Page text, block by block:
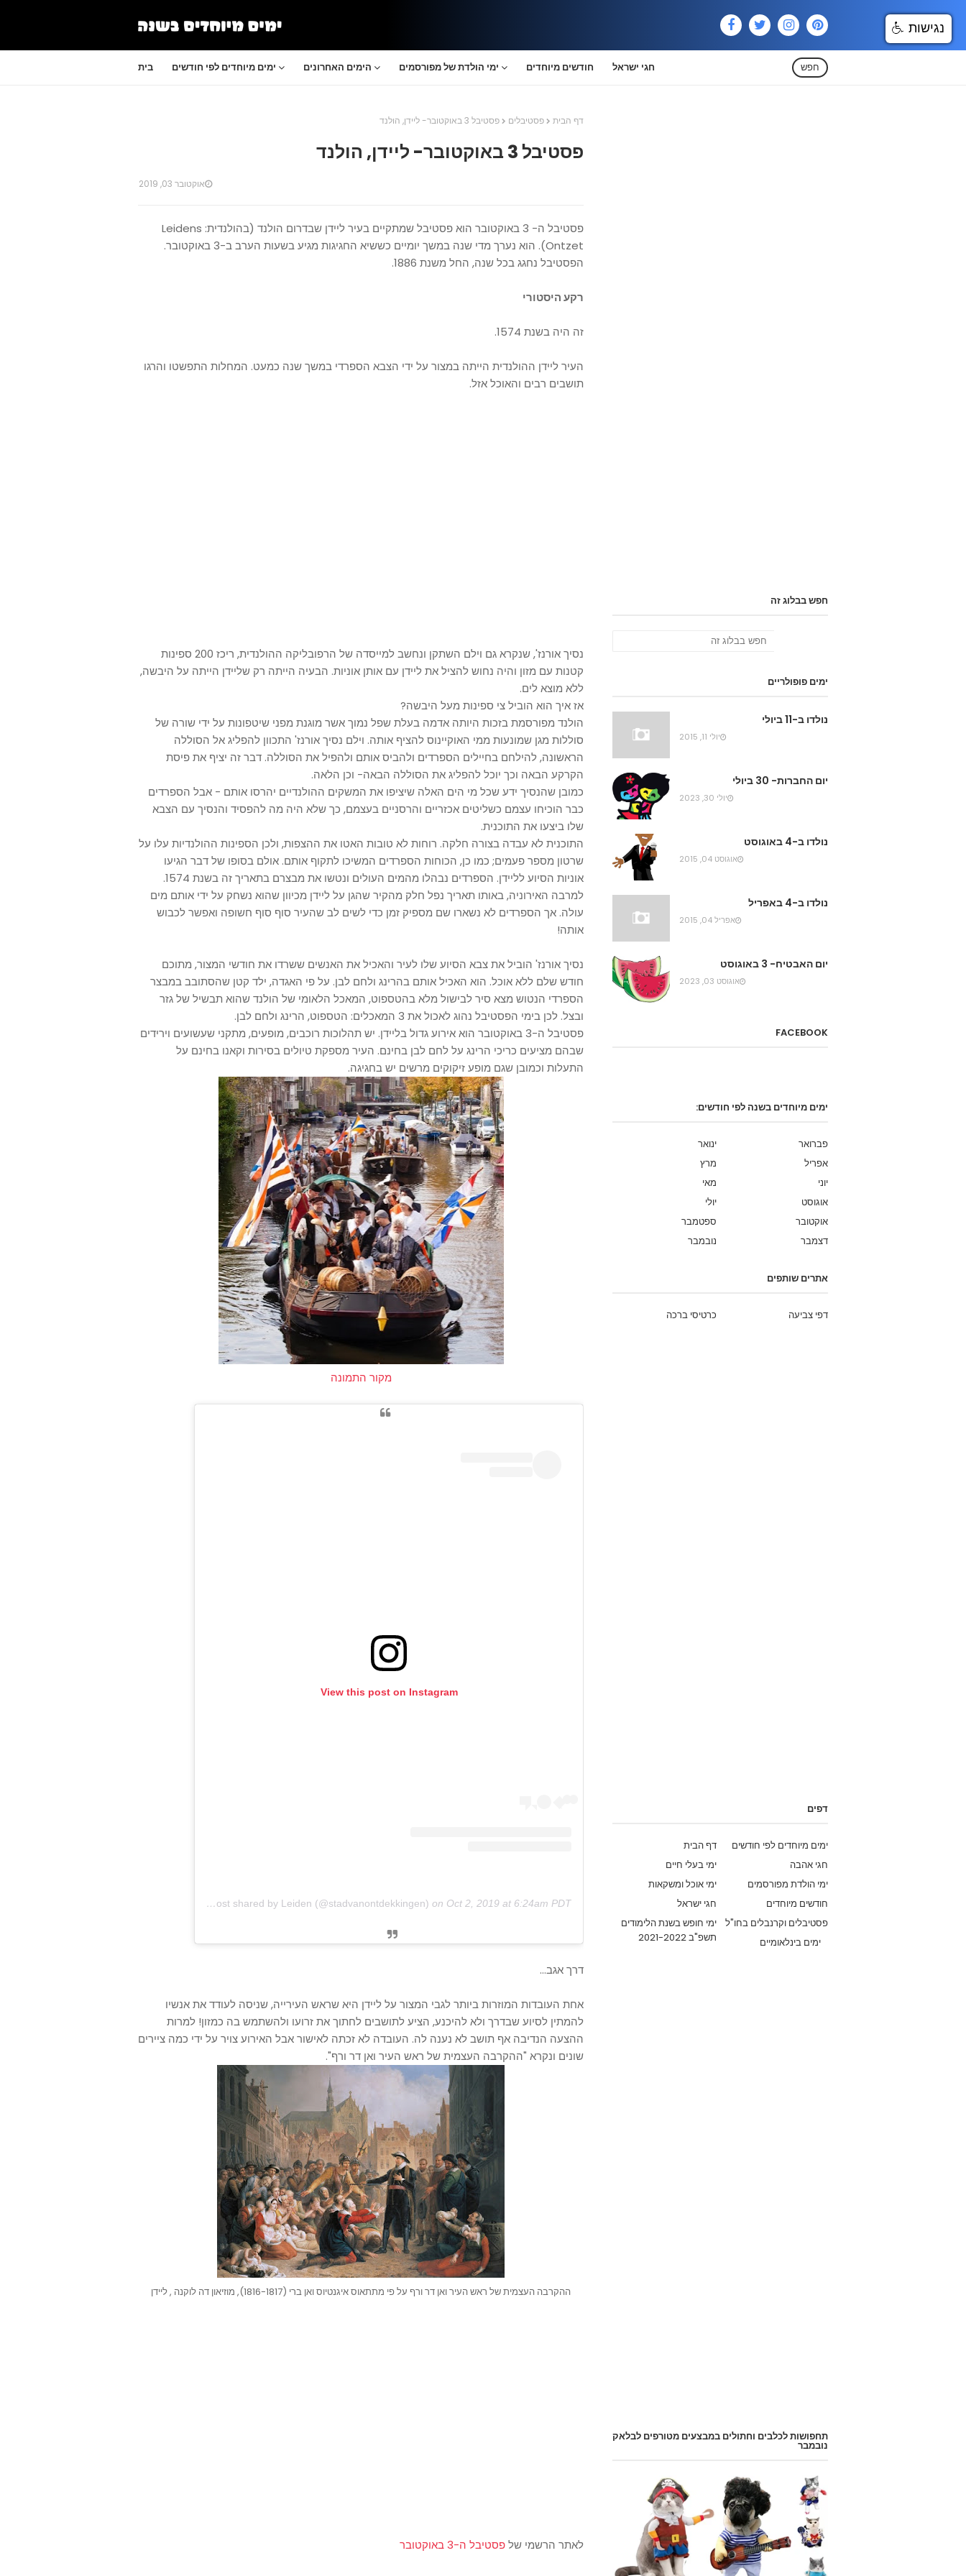
בית ימים מיוחדים לפי חודשים הימים האחרונים ימי הולדת של מפורסמים חודשים מיוחדים חגי ישראל חפש
דף הבית פסטיבלים פסטיבל 3 באוקטובר- ליידן, הולנד
פסטיבל 3 באוקטובר- ליידן, הולנד
אוקטובר 03, 2019
פסטיבל ה- 3 באוקטובר הוא פסטיבל שמתקיים בעיר ליידן שבדרום הולנד (בהולנדית: Leidens
Ontzet). הוא נערך מדי שנה במשך יומיים כששיא החגיגות מגיע בשעות הערב ב-3 באוקטובר.
הפסטיבל נחגג בכל שנה, החל משנת 1886.
רקע היסטורי
זה היה בשנת 1574.
העיר ליידן ההולנדית הייתה במצור על ידי הצבא הספרדי במשך שנה כמעט. המחלות התפשטו והרגו
תושבים רבים והאוכל אזל.
נסיך אורנז', שנקרא גם וילם השתקן ונחשב למייסדה של הרפובליקה ההולנדית, ריכז 200 ספינות
קטנות עם מזון והיה נחוש להציל את ליידן עם אותן אוניות. הבעיה הייתה רק שליידן הייתה על היבשה,
ללא מוצא לים.
אז איך הוא הוביל צי ספינות מעל היבשה?
הולנד מפורסמת בזכות היותה אדמה בעלת שפל נמוך אשר מוגנת מפני שיטפונות על ידי שורה של
סוללות מגן שמונעות ממי האוקיינוס להציף אותה. וילם נסיך אורנז' התכוון להפליג אל הסוללה
הראשונה, להילחם בחיילים הספרדים ולהביס אותם ולהפיל את הסוללה. דבר זה יציף את פיסת
הקרקע הבאה וכך יוכל להפליג את הסוללה הבאה- וכן הלאה.
כמובן שהנסיך ידע שכל מי הים האלה שיציפו את המשקים ההולנדיים יהרסו אותם - אבל הספרדים
כבר הוכיחו עצמם כשליטים אכזריים והרסניים בעצמם, כך שלא היה מה להפסיד והנסיך עם הצבא
שלו ביצעו את התוכנית.
התוכנית לא עבדה בצורה חלקה. רוחות לא טובות האטו את ההצפות, ולכן הספינות ההולנדיות עלו על
שרטון מספר פעמים; כמו כן, הכוחות הספרדים המשיכו לתקוף אותם. אולם בסופו של דבר הגיעו
אוניות הסיוע לליידן. הספרדים נבהלו מהמים העולים ונטשו את מבצרם בתאריך זה בשנת 1574.
למרבה האירוניה, באותו תאריך נפל חלק מהקיר שהגן על ליידן מכיוון שהוא נשחק על ידי אותם מים
עולה. אך הספרדים לא נשארו שם מספיק זמן כדי לשים לב שהעיר סוף סוף חשופה ואפשר לכבוש
אותה!
נסיך אורנז' הוביל את צבא הסיוע שלו לעיר והאכיל את האנשים ששרדו את חודשי המצור, מתוכם
חודש שלם ללא אוכל. הוא האכיל אותם בהרינג ולחם לבן. על פי האגדה, ילד קטן שהסתובב במבצר
הספרדי הנטוש מצא סיר לבישול מלא בהטספוט, המאכל הלאומי של הולנד שהוא תבשיל של גזר
ובצל. לכן בימי הפסטיבל נהוג לאכול את 3 המאכלים: הטספוט, הרינג ולחם לבן.
פסטיבל ה-3 באוקטובר הוא אירוע גדול בליידן. יש תהלוכות רוכבים, מופעים, מתקני שעשועים וירידים
שבהם מציעים כריכי הרינג על לחם לבן בחינם. העיר מספקת טיולים בסירות וקאנו בחינם על
התעלות וכמובן שגם מופע זיקוקים מרשים יש בחגיגה.
מקור התמונה
View this post on Instagram
A post shared by Leiden (@stadvanontdekkingen) on Oct 2, 2019 at 6:24am PDT
דרך אגב...
אחת העובדות המוזרות ביותר לגבי המצור על ליידן היא שראש העירייה, שניסה לעודד את אנשיו
להמתין לסיוע שבדרך ולא להיכנע, הציע לתושבים לחתוך את זרועו ולהשתמש בה כמזון! למרות
ההצעה הנדיבה אף תושב לא נענה לה. העובדה לא זכתה לאישור אבל האירוע צויר על ידי כמה ציירים
שונים ונקרא "ההקרבה העצמית של ראש העיר ואן דר ורף".
ההקרבה העצמית של ראש העיר ואן דר ורף על פי מתתאוס איגנטיוס ואן ברי (1816-1817), מוזיאון דה לוקנה , ליידן
לאתר הרשמי שלפסטיבל ה-3 באוקטובר
חפש בבלוג זה
ימים פופולריים
נולדו ב-11 ביולי
יולי 11, 2015
יום החברות- 30 ביולי
יולי 30, 2023
נולדו ב-4 באוגוסט
אוגוסט 04, 2015
נולדו ב-4 באפריל
אפריל 04, 2015
יום האבטיח- 3 באוגוסט
אוגוסט 03, 2023
FACEBOOK
ימים מיוחדים בשנה לפי חודשים:
ינואר
פברואר
מרץ
אפריל
מאי
יוני
יולי
אוגוסט
ספטמבר
אוקטובר
נובמבר
דצמבר
אתרים שותפים
כרטיסי ברכה דפי צביעה
דפים
דף הבית
ימים מיוחדים לפי חודשים
ימי בעלי חיים
חגי אהבה
ימי אוכל ומשקאות
ימי הולדת מפורסמים
חגי ישראל
חודשים מיוחדים
ימי חופש בשנת הלימודים
תשפ"ב 2021-2022
פסטיבלים וקרנבלים בחו"ל
ימים בינלאומיים
תחפושות לכלבים וחתולים במבצעים מטורפים לבלאק
נובמבר
נגישות